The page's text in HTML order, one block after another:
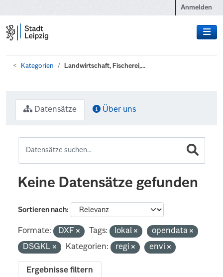
Anmelden
Kategorien Landwirtschaft, Fischerei,...
Datensätze Über uns
Keine Datensätze gefunden
Sortieren nach
Formate: DXF Tags: lokal
opendata
DSGKL
Kategorien: regi envi
Ergebnisse filtern